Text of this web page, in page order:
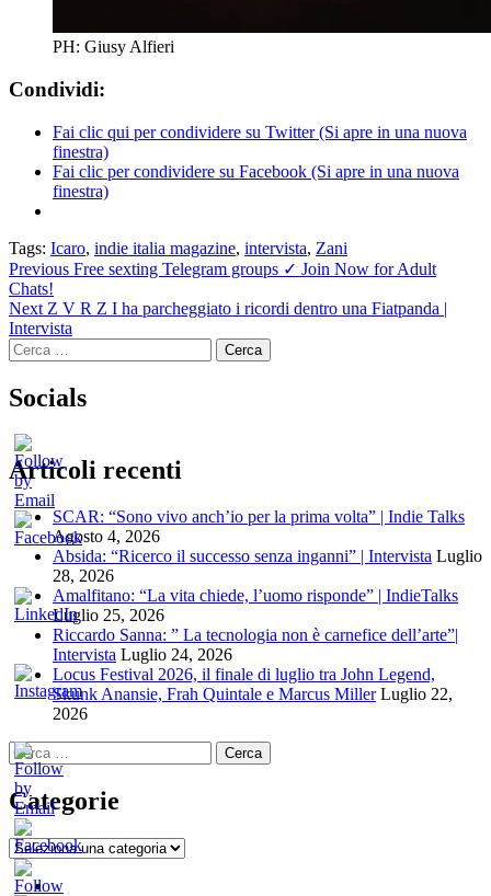
PH: Giusy Alfieri
Condividi:
Fai clic qui per condividere su Twitter (Si apre in una nuova
finestra)
Fai clic per condividere su Facebook (Si apre in una nuova
finestra)
Tags: Icaro, indie italia magazine, intervista, Zani
Continue
Reading
Previous Free sexting Telegram groups ✓ Join Now for Adult
Chats!
Next Z V R Z I ha parcheggiato i ricordi dentro una Fiatpanda |
Intervista
Ricerca
per:
Socials
Articoli recenti
SCAR: “Sono vivo anch’io per la prima volta” | Indie Talks
Agosto 4, 2026
Absida: “Ricerco il successo senza inganni” | Intervista Luglio
28, 2026
Amalfitano: “La vita chiede, l’uomo risponde” | IndieTalks
Luglio 25, 2026
Riccardo Sanna: ” La tecnologia non è carnefice dell’arte”|
Intervista Luglio 24, 2026
Locus Festival 2026, il finale di luglio tra John Legend,
Skunk Anansie, Frah Quintale e Marcus Miller Luglio 22,
2026
Ricerca
per:
Categorie
Categorie
Home